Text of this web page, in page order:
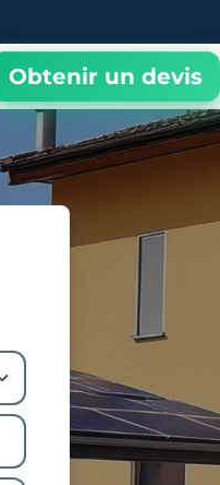
Obtenir un devis